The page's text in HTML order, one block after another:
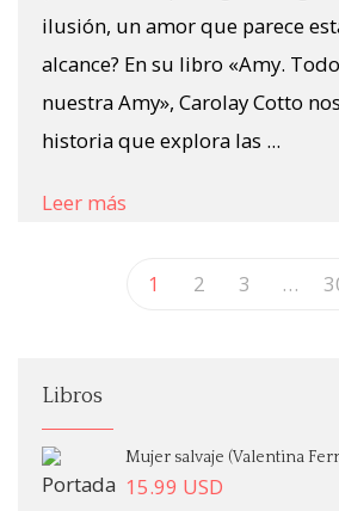
ilusión, un amor que parece
alcance? En su libro «Amy.
nuestra Amy», Carolay Cotto
historia que explora las ...
Leer más
1 2 3 …
Libros
Mujer salvaje (Valentina
15.99 USD